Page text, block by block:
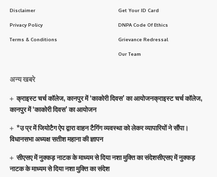
Disclaimer
Privacy Policy
Terms & Conditions
Get Your ID Card
DNPA Code Of Ethics
Grievance Redressal
Our Team
अन्य खबरे
क्राइस्ट चर्च कॉलेज, कानपुर में ‘काकोरी दिवस’ का आयोजनक्राइस्ट चर्च कॉलेज,
कानपुर में ‘काकोरी दिवस’ का आयोजन
*उ प्र में जियोटैग ऐप द्वारा वाहन टैगिंग व्यवस्था को लेकर व्यापारियों ने सौंपा।
विधानसभा अध्यक्ष सतीश महाना की ज्ञापन
सीएसए में नुक्कड़ नाटक के माध्यम से दिया नशा मुक्ति का संदेशसीएसए में नुक्कड़
नाटक के माध्यम से दिया नशा मुक्ति का संदेश